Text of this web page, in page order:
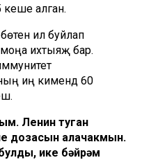
кеше алган.
ил буйлап
моңа ихтыяҗ бар.
иң кимендә 60
Ленин туган
дозасын алачакмын.
ике бәйрәм